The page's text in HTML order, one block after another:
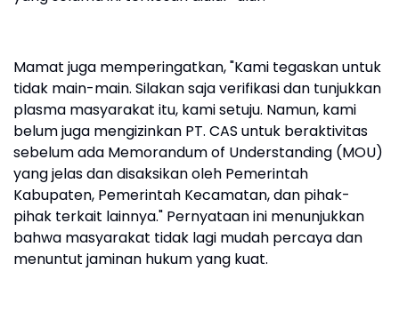
Mamat juga memperingatkan, "Kami tegaskan untuk
tidak main-main. Silakan saja verifikasi dan tunjukkan
plasma masyarakat itu, kami setuju. Namun, kami
belum juga mengizinkan PT. CAS untuk beraktivitas
sebelum ada Memorandum of Understanding (MOU)
yang jelas dan disaksikan oleh Pemerintah
Kabupaten, Pemerintah Kecamatan, dan pihak-
pihak terkait lainnya." Pernyataan ini menunjukkan
bahwa masyarakat tidak lagi mudah percaya dan
menuntut jaminan hukum yang kuat.